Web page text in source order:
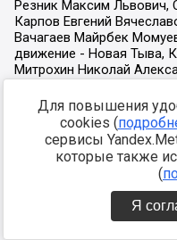
Для повышения
cookies (
сервисы
которые также
(
Я